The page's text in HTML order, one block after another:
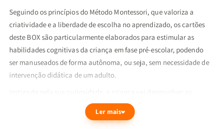
Seguindo os princípios do Método Montessori, que valoriza a
criatividade e a liberdade de escolha no aprendizado, os cartões
deste BOX são particularmente elaborados para estimular as
habilidades cognitivas da criança em fase pré-escolar, podendo
ser manuseados de forma autônoma, ou seja, sem necessidade de
intervenção didática de um adulto.
Instigada pela sua curiosidade, a criança vai desenvolver as
habilidades necessárias para construir um fundamento sólido nos
conceitos iniciais, desde o reconhecimento de objetos coloridos
Ler mais